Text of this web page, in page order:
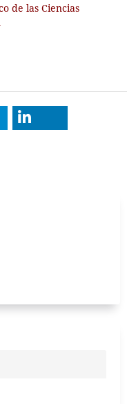
de las Ciencias